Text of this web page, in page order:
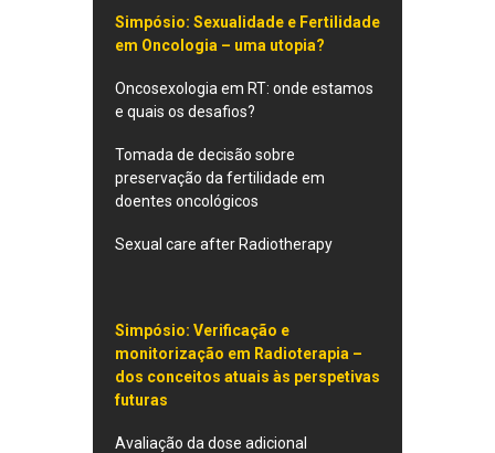
Simpósio: Sexualidade e Fertilidade
em Oncologia – uma utopia?
Oncosexologia em RT: onde estamos
e quais os desafios?
Tomada de decisão sobre
preservação da fertilidade em
doentes oncológicos
Sexual care after Radiotherapy
Simpósio: Verificação e
monitorização em Radioterapia –
dos conceitos atuais às perspetivas
futuras
Avaliação da dose adicional